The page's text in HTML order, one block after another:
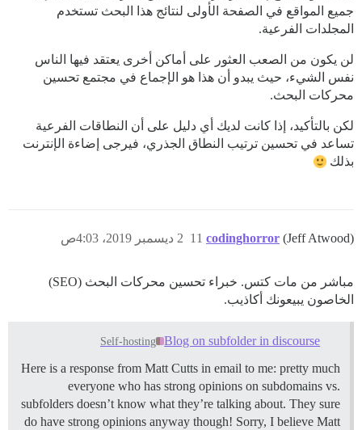
جميع المواقع في الصفحة الأولى لنتائج هذا البحث تستخدم
المجلدات الفرعية.
لن يكون من الصعب العثور على أماكن أخرى يعتقد فيها الناس
نفس الشيء، حيث يبدو أن هذا هو الإجماع في مجتمع تحسين
محركات البحث.
لكن بالتأكيد، إذا كانت لديك أي دليل على أن النطاقات الفرعية
تساعد في تحسين ترتيب النطاق الجذري، فيرجى إضاءة الإنترنت
بذلك
codinghorror (Jeff Atwood) 2 ديسمبر 2019، 4:03ص 11
مباشر من مات كتس. خبراء تحسين محركات البحث (SEO)
الخاصون يبيعونك أكاذيب.
Blog on subfolder in discourse
Self-hosting
Here is a response from Matt Cutts in email to me: pretty much
everyone who has strong opinions on subdomains vs.
subfolders doesn’t know what they’re talking about. They sure
do have strong opinions anyway though! Sorry, I believe Matt